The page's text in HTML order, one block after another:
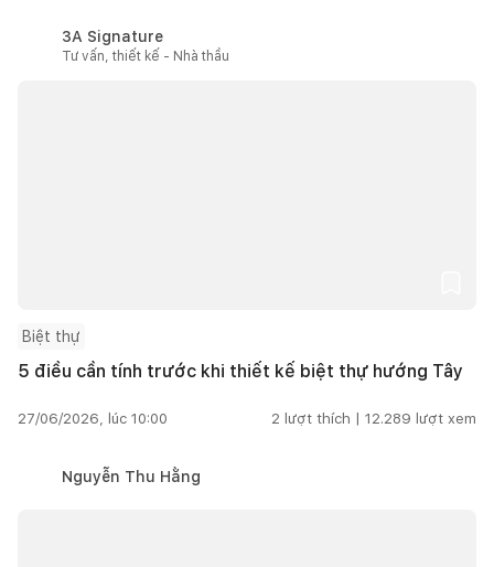
3A Signature
Tư vấn, thiết kế - Nhà thầu
Biệt thự
5 điều cần tính trước khi thiết kế biệt thự hướng Tây
27/06/2026, lúc 10:00 2 lượt thích | 12.289 lượt xem
Nguyễn Thu Hằng